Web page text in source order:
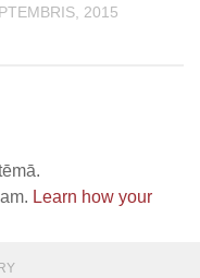
2015
Learn how your